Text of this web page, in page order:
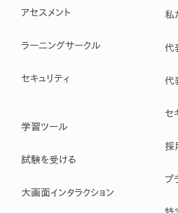
アセスメント
ラーニングサークル
セキュリティ
学習ツール
試験を受ける
大画面インタラクション
私
代
代
セ
採
プ